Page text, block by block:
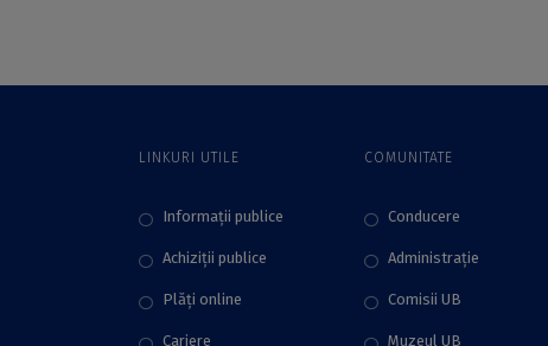
LINKURI UTILE
Informații publice
Achiziții publice
Plăţi online
Cariere
COMUNITATE
Conducere
Administraţie
Comisii UB
Muzeul UB